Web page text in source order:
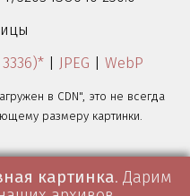
| JPEG | WebP
в CDN", это не всегда
размеру картинки.
картинка. Дарим